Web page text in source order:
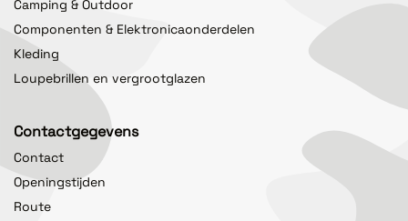
Camping & Outdoor
Componenten & Elektronicaonderdelen
Kleding
Loupebrillen en vergrootglazen
Contactgegevens
Contact
Openingstijden
Route